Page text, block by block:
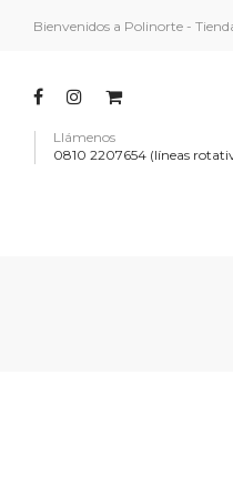
Bienvenidos a Polinorte -
Llámenos
0810 2207654 (líneas